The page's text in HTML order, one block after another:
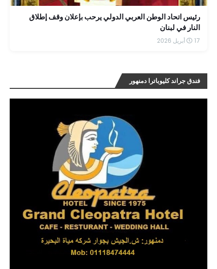
رئيس اتحاد الوطن العربي الدولي يرحب بإعلان وقف إطلاق
النار في لبنان
17 أبريل 2026
فندق جراند كليوباترا دمنهور